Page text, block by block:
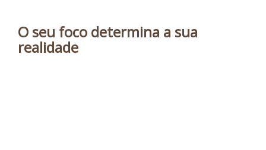
O seu foco determina a sua
realidade